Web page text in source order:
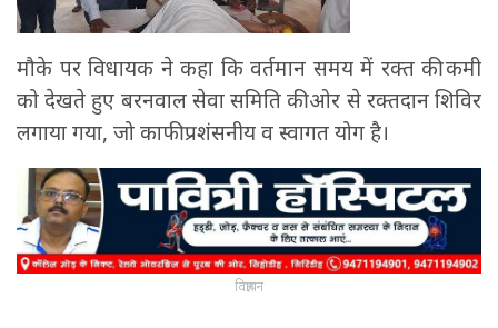
मौके पर विधायक ने कहा कि वर्तमान समय में रक्त की कमी
को देखते हुए बरनवाल सेवा समिति की ओर से रक्तदान शिविर
लगाया गया, जो काफी प्रशंसनीय व स्वागत योग है।
विज्ञापन